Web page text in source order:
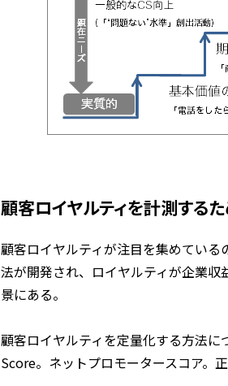
顧客ロイヤルティを計測する
顧客ロイヤルティが注目を集めてい
法が開発され、ロイヤルティが企業
景にある。
顧客ロイヤルティを定量化する方法
Score。ネットプロモータースコア。